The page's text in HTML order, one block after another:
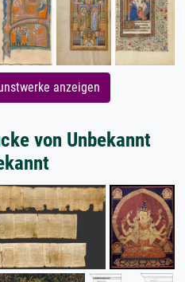
anzeigen
von Unbekannt